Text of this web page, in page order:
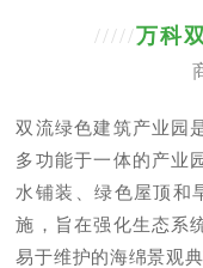
/////万科
双流绿色建筑产业园
多功能于一体的产业
水铺装、绿色屋顶和
施，旨在强化生态系
易于维护的海绵景观典